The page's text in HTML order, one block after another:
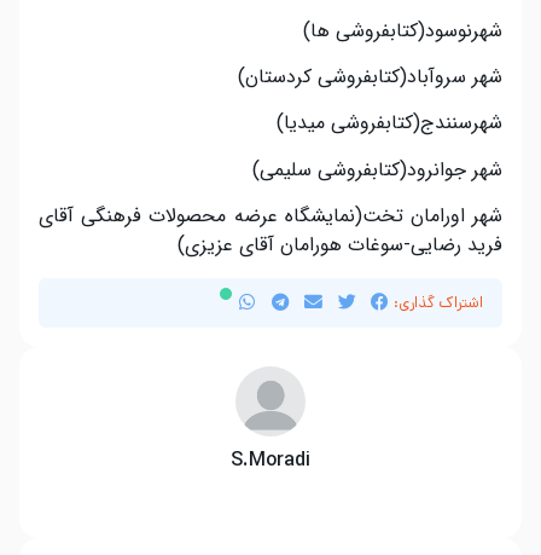
شهرنوسود(کتابفروشی ها)
شهر سروآباد(کتابفروشی کردستان)
شهرسنندج(کتابفروشی میدیا)
شهر جوانرود(کتابفروشی سلیمی)
شهر اورامان تخت(نمایشگاه عرضه محصولات فرهنگی آقای
فرید رضایی-سوغات هورامان آقای عزیزی)
اشتراک گذاری:
S.Moradi